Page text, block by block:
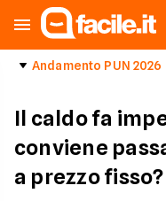
Andamento PUN 2026
Il caldo fa
conviene
a prezzo fisso?